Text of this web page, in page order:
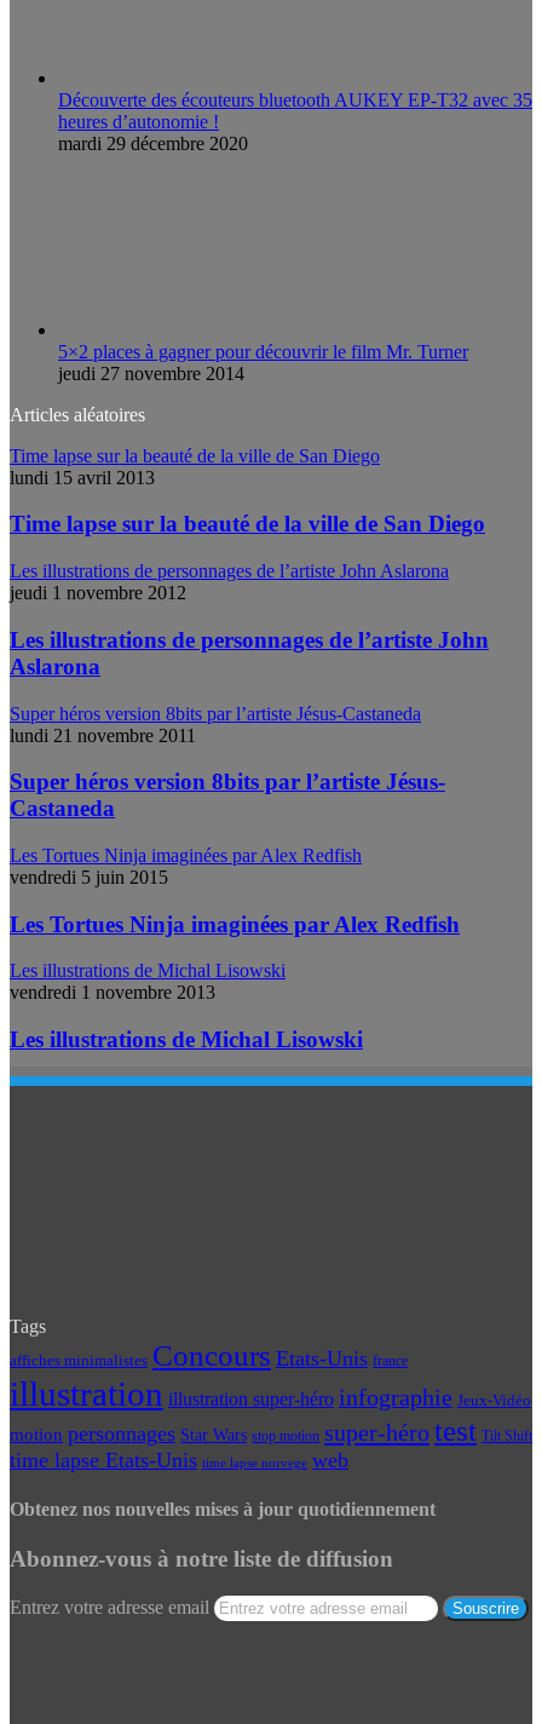
Découverte des écouteurs bluetooth AUKEY EP-T32 avec 35
heures d’autonomie !
mardi 29 décembre 2020
5×2 places à gagner pour découvrir le film Mr. Turner
jeudi 27 novembre 2014
Articles aléatoires
Time lapse sur la beauté de la ville de San Diego
lundi 15 avril 2013
Time lapse sur la beauté de la ville de San Diego
Les illustrations de personnages de l’artiste John Aslarona
jeudi 1 novembre 2012
Les illustrations de personnages de l’artiste John
Aslarona
Super héros version 8bits par l’artiste Jésus-Castaneda
lundi 21 novembre 2011
Super héros version 8bits par l’artiste Jésus-
Castaneda
Les Tortues Ninja imaginées par Alex Redfish
vendredi 5 juin 2015
Les Tortues Ninja imaginées par Alex Redfish
Les illustrations de Michal Lisowski
vendredi 1 novembre 2013
Les illustrations de Michal Lisowski
Tags
affiches minimalistes Concours Etats-Unis france
illustration illustration super-héro infographie Jeux-Vidéo
motion personnages Star Wars stop motion super-hérotest Tilt Shift
time lapse Etats-Unis time lapse norvege web
Obtenez nos nouvelles mises à jour quotidiennement
Abonnez-vous à notre liste de diffusion
Entrez votre adresse email